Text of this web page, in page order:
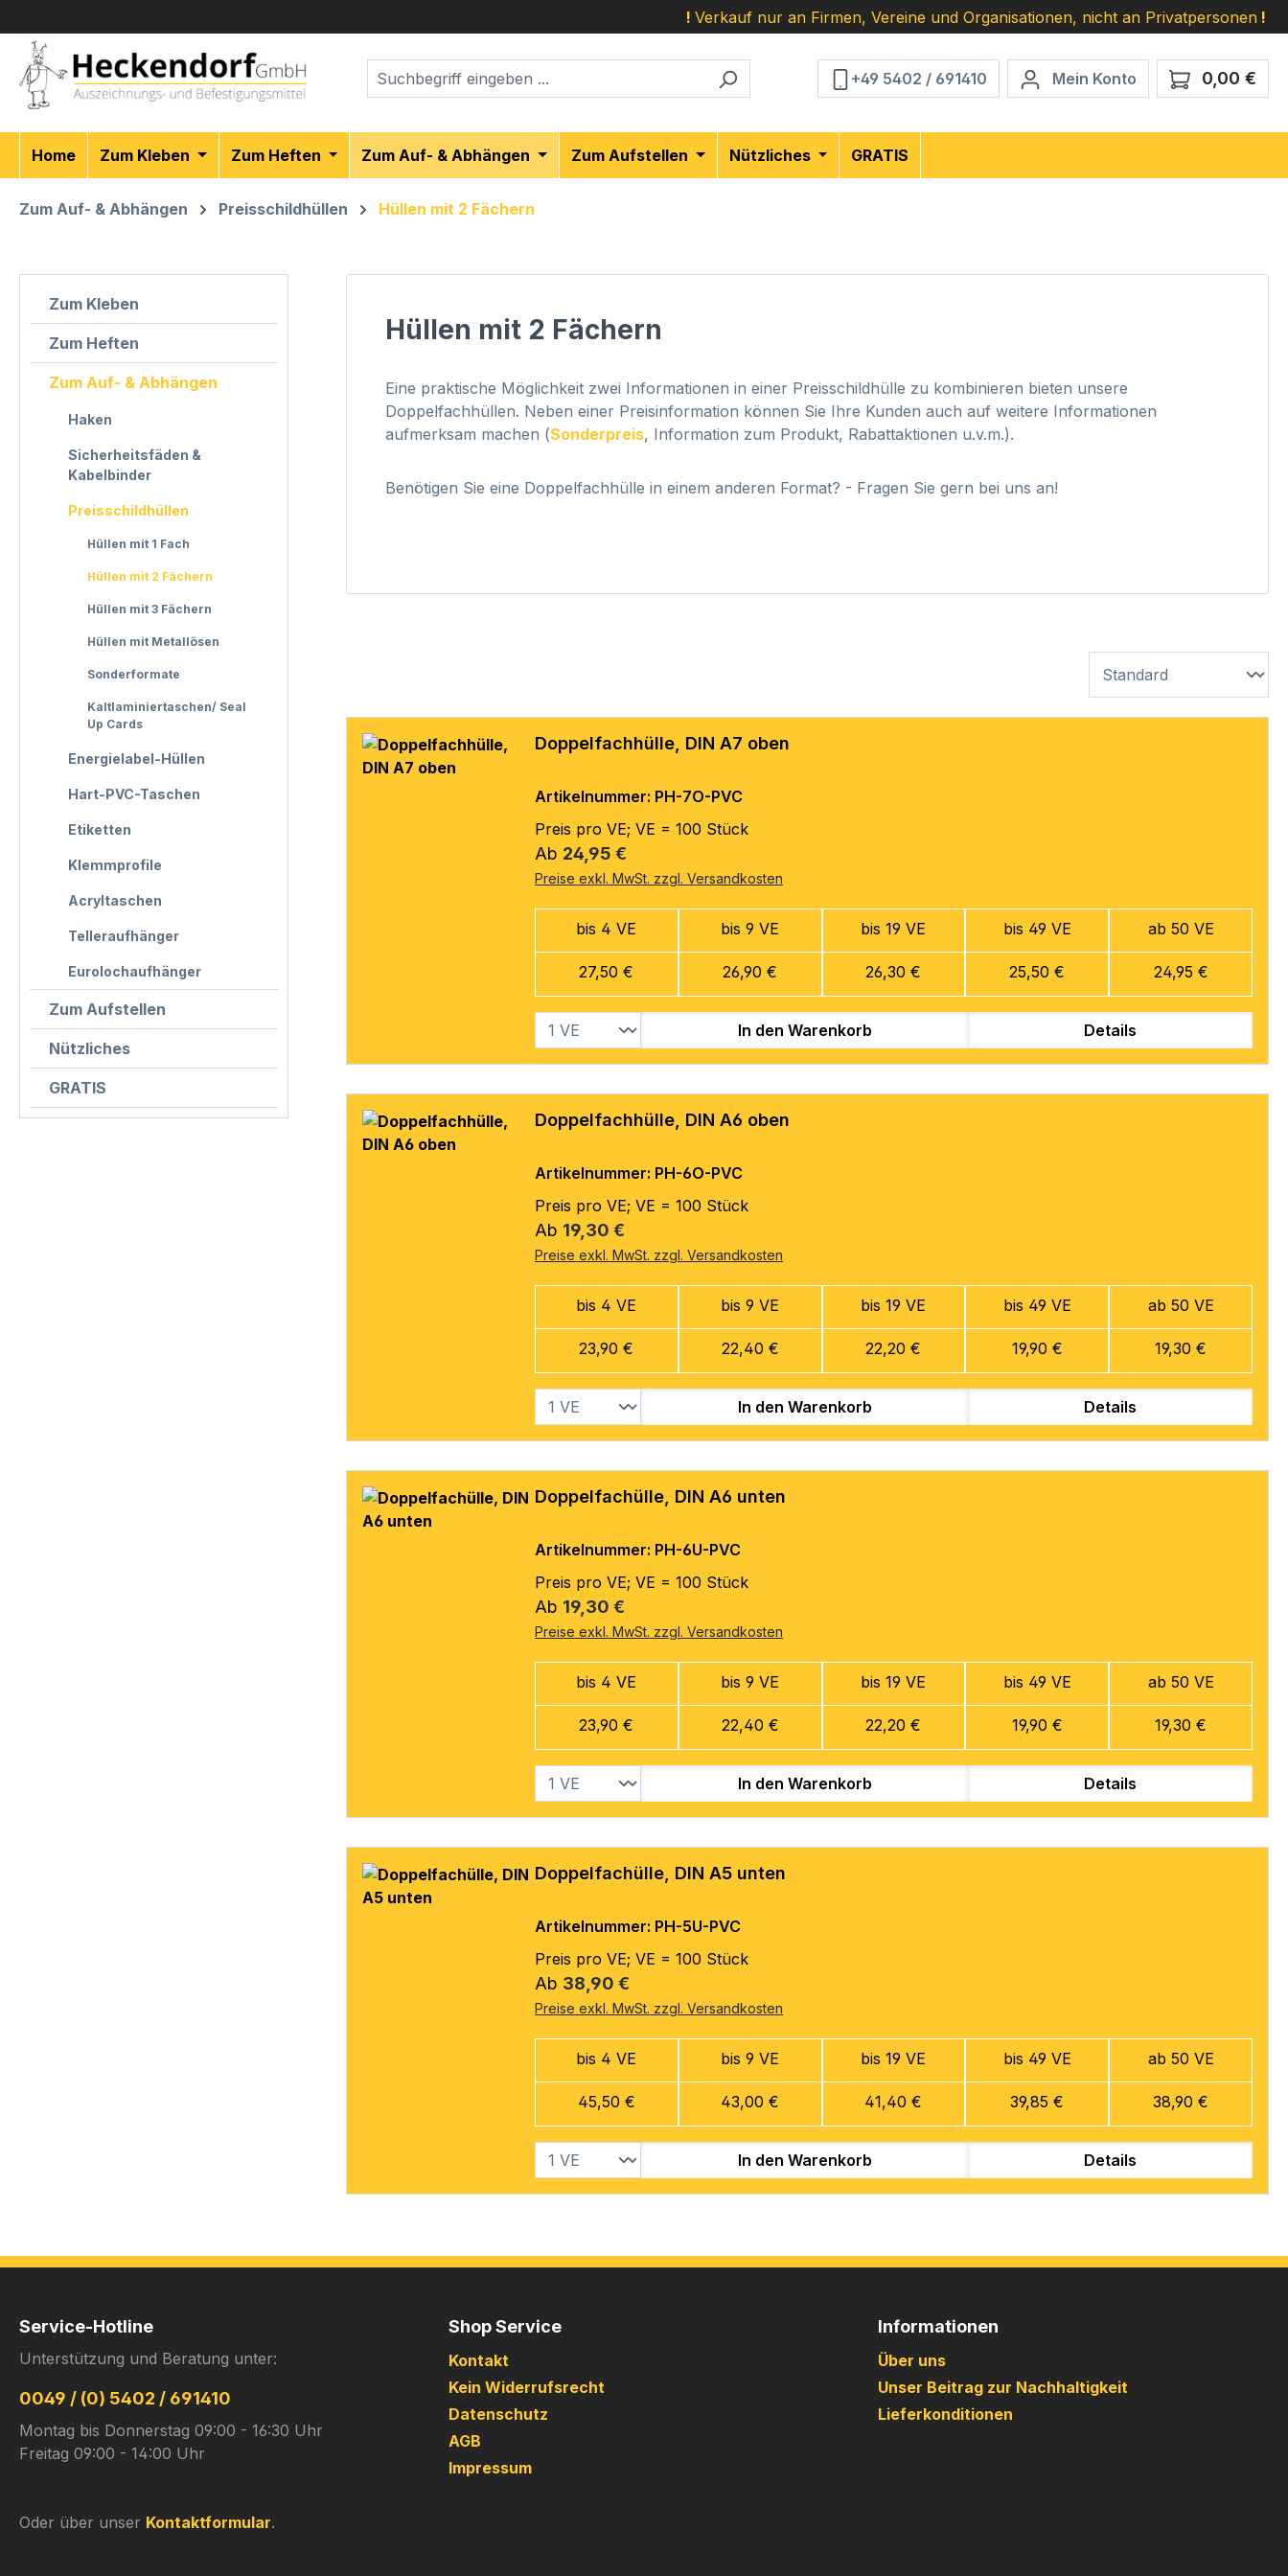
! Verkauf nur an Firmen, Vereine und Organisationen, nicht an Privatpersonen !
+49 5402 / 691410 Mein Konto 0,00 €
Home Zum Kleben Zum Heften Zum Auf- & Abhängen Zum Aufstellen Nützliches GRATIS
Zum Auf- & Abhängen Preisschildhüllen Hüllen mit 2 Fächern
Zum Kleben
Zum Heften
Zum Auf- & Abhängen
Haken
Sicherheitsfäden &
Kabelbinder
Preisschildhüllen
Hüllen mit 1 Fach
Hüllen mit 2 Fächern
Hüllen mit 3 Fächern
Hüllen mit Metallösen
Sonderformate
Kaltlaminiertaschen/ Seal
Up Cards
Energielabel-Hüllen
Hart-PVC-Taschen
Etiketten
Klemmprofile
Acryltaschen
Telleraufhänger
Eurolochaufhänger
Zum Aufstellen
Nützliches
GRATIS
Hüllen mit 2 Fächern
Eine praktische Möglichkeit zwei Informationen in einer Preisschildhülle zu kombinieren bieten unsere
Doppelfachhüllen. Neben einer Preisinformation können Sie Ihre Kunden auch auf weitere Informationen
aufmerksam machen (Sonderpreis, Information zum Produkt, Rabattaktionen u.v.m.).
Benötigen Sie eine Doppelfachhülle in einem anderen Format? - Fragen Sie gern bei uns an!
Doppelfachhülle, DIN A7 oben
Artikelnummer: PH-7O-PVC
Preis pro VE; VE = 100 Stück
Regulärer Preis:
Ab 24,95 €
Preise exkl. MwSt. zzgl. Versandkosten
bis 4 VE
27,50 €
bis 9 VE
26,90 €
bis 19 VE
26,30 €
bis 49 VE
25,50 €
ab 50 VE
24,95 €
In den Warenkorb Details
Doppelfachhülle, DIN A6 oben
Artikelnummer: PH-6O-PVC
Preis pro VE; VE = 100 Stück
Regulärer Preis:
Ab 19,30 €
Preise exkl. MwSt. zzgl. Versandkosten
bis 4 VE
23,90 €
bis 9 VE
22,40 €
bis 19 VE
22,20 €
bis 49 VE
19,90 €
ab 50 VE
19,30 €
In den Warenkorb Details
Doppelfachülle, DIN A6 unten
Artikelnummer: PH-6U-PVC
Preis pro VE; VE = 100 Stück
Regulärer Preis:
Ab 19,30 €
Preise exkl. MwSt. zzgl. Versandkosten
bis 4 VE
23,90 €
bis 9 VE
22,40 €
bis 19 VE
22,20 €
bis 49 VE
19,90 €
ab 50 VE
19,30 €
In den Warenkorb Details
Doppelfachülle, DIN A5 unten
Artikelnummer: PH-5U-PVC
Preis pro VE; VE = 100 Stück
Regulärer Preis:
Ab 38,90 €
Preise exkl. MwSt. zzgl. Versandkosten
bis 4 VE
45,50 €
bis 9 VE
43,00 €
bis 19 VE
41,40 €
bis 49 VE
39,85 €
ab 50 VE
38,90 €
In den Warenkorb Details
Service-Hotline
Unterstützung und Beratung unter:
0049 / (0) 5402 / 691410
Montag bis Donnerstag 09:00 - 16:30 Uhr
Freitag 09:00 - 14:00 Uhr
Oder über unser Kontaktformular.
Shop Service
Kontakt
Kein Widerrufsrecht
Datenschutz
AGB
Impressum
Informationen
Über uns
Unser Beitrag zur Nachhaltigkeit
Lieferkonditionen